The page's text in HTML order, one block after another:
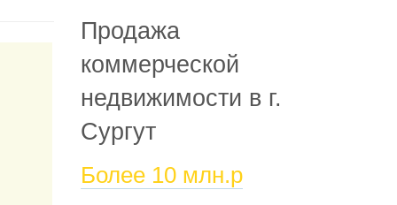
Продажа
коммерческой
недвижимости в г.
Сургут
Более 10 млн.р